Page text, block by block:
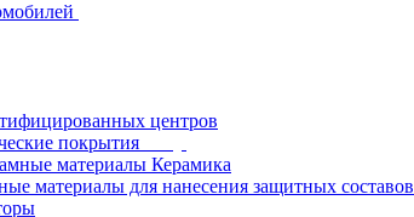
центров
покрытия
материалы Керамика
материалы для нанесения защитных составов